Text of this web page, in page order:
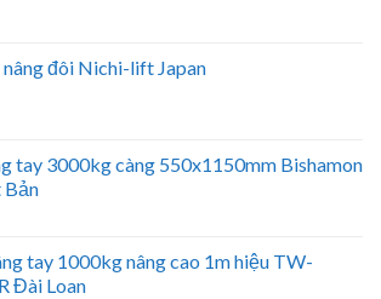
nâng đôi Nichi-lift Japan
tay 3000kg càng 550x1150mm Bishamon
Bản
tay 1000kg nâng cao 1m hiệu TW-
Đài Loan